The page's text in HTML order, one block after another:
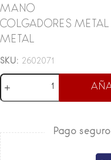
MANO
COLGADORES
METAL
SKU: 2602071
BOX
Pago